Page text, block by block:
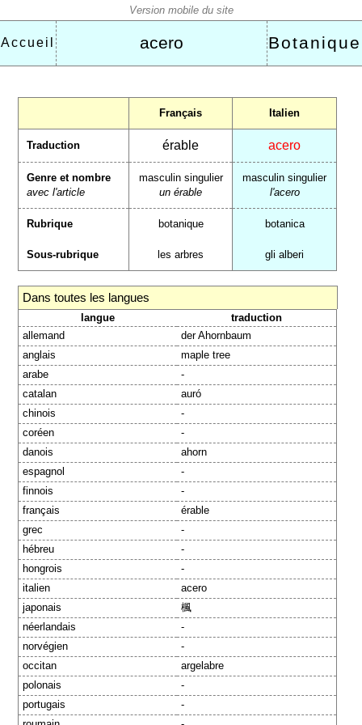
Accueil acero Botanique
Français Italien
Traduction érable acero
Genre et nombre
avec l'article
masculin singulier
un érable
masculin singulier
l'acero
Rubrique botanique botanica
Sous-rubrique les arbres gli alberi
Dans toutes les langues
langue
traduction
allemand
der Ahornbaum
anglais
maple tree
arabe
-
catalan
auró
chinois
-
coréen
-
danois
ahorn
espagnol
-
finnois
-
français
érable
grec
-
hébreu
-
hongrois
-
italien
acero
japonais
楓
néerlandais
-
norvégien
-
occitan
argelabre
polonais
-
portugais
-